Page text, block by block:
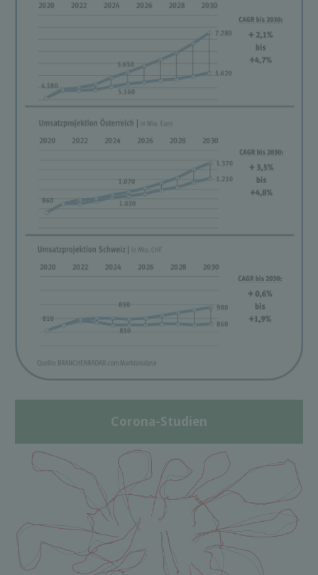
Corona-Studien